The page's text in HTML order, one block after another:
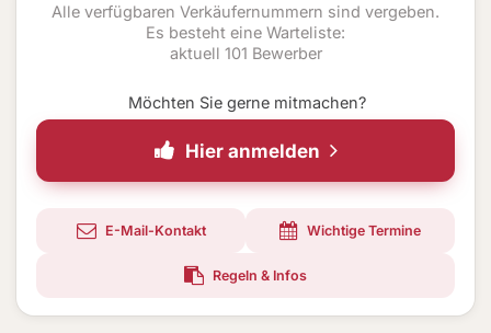
Alle verfügbaren Verkäufernummern sind vergeben.
Es besteht eine Warteliste:
aktuell 101 Bewerber
Möchten Sie gerne mitmachen?
Hier anmelden
E-Mail-Kontakt Wichtige Termine
Regeln & Infos